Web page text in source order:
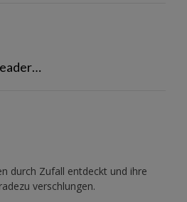
durch Zufall entdeckt und ihre
verschlungen.